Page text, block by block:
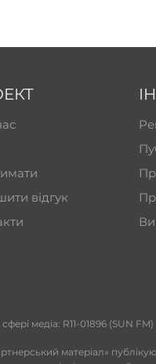
відгук
медіа: R11-01896 (SUN FM)
матеріал»